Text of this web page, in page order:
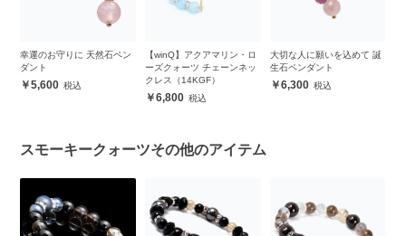
幸運のお守りに 天然石ペン
ダント
5,600
【winQ】アクアマリン・ロ
ーズクォーツ チェーンネッ
クレス（14KGF）
6,800
大切な人に願いを込めて 誕
生石ペンダント
6,300
スモーキークォーツその他のアイテム